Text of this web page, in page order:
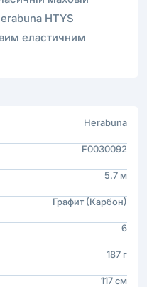
HTYS
еластичним
Herabuna
F0030092
5.7 м
Графит (Карбон)
6
187 г
117 см